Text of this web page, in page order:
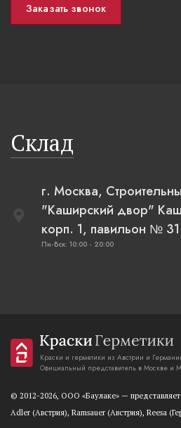
Заказать звонок
Склад
г. Москва,
"Каширский двор"
корп. 1, павильон № 31
Пн-Вск: 10:00 - 20:00
Краски и герметики из Австрии и
Официальный представитель в Москве и
© 2012-2026, OOO «Баулаке» —
Adler (Австрия), Ramsauer (Австрия), Reesa